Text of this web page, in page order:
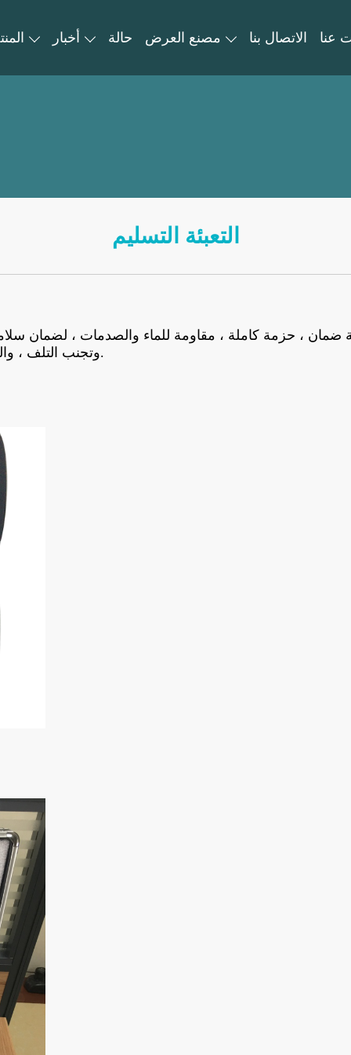
أخبار حالة مصنع العرض الاتصال بنا عنا
التعبئة التسليم
، حزمة كاملة ، مقاومة للماء والصدمات ، لضمان سلامة
وتجنب التلف ، والمطر ، والسقوط. ويمكن التعبئة وفقًا لمتطلبات العميل.